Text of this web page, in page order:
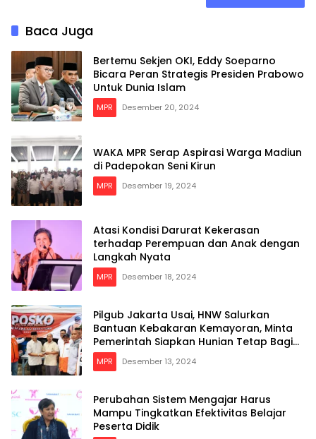
Baca Juga
Bertemu Sekjen OKI, Eddy Soeparno
Bicara Peran Strategis Presiden Prabowo
Untuk Dunia Islam
MPR Desember 20, 2024
WAKA MPR Serap Aspirasi Warga Madiun
di Padepokan Seni Kirun
MPR Desember 19, 2024
Atasi Kondisi Darurat Kekerasan
terhadap Perempuan dan Anak dengan
Langkah Nyata
MPR Desember 18, 2024
Pilgub Jakarta Usai, HNW Salurkan
Bantuan Kebakaran Kemayoran, Minta
Pemerintah Siapkan Hunian Tetap Bagi
Para Korban
MPR Desember 13, 2024
Perubahan Sistem Mengajar Harus
Mampu Tingkatkan Efektivitas Belajar
Peserta Didik